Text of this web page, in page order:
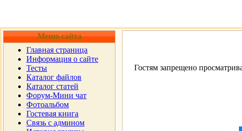
Меню сайта
Главная страница
Информация о сайте
Тесты
Каталог файлов
Каталог статей
Форум-Мини чат
Фотоальбом
Гостевая книга
Cвязь с админом
Гостям запрещено